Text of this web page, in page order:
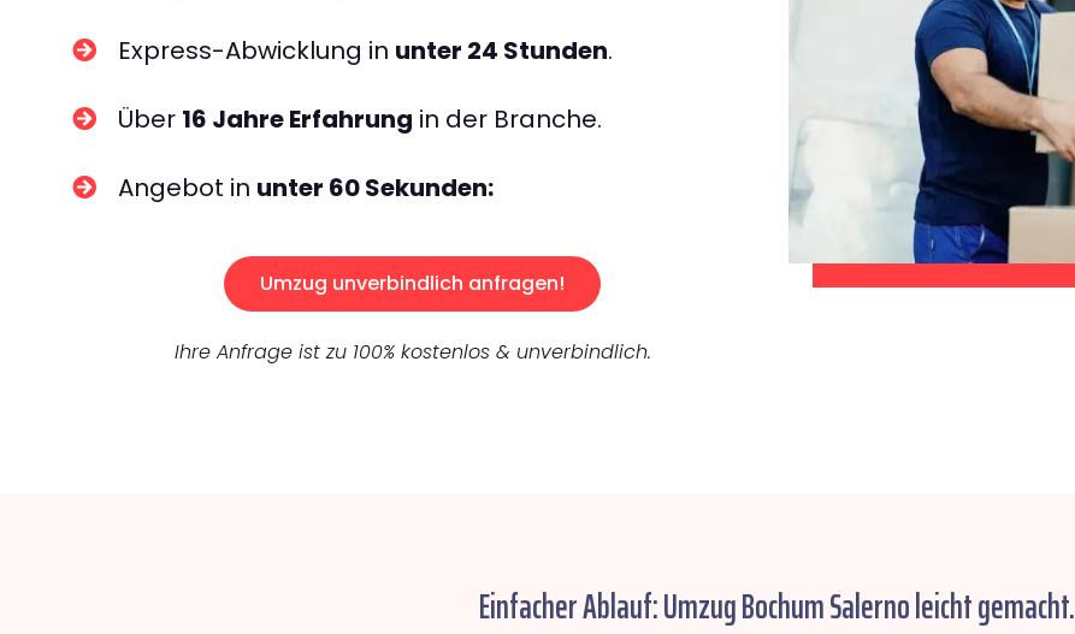
Express-Abwicklung in unter 24 Stunden.
Über 16 Jahre Erfahrung in der Branche.
Angebot in unter 60 Sekunden:
Umzug unverbindlich anfragen!
Ihre Anfrage ist zu 100% kostenlos & unverbindlich.
Einfacher Ablauf: Umzug Bochum Salerno leicht gemacht.